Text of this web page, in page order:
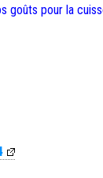
goûts pour la